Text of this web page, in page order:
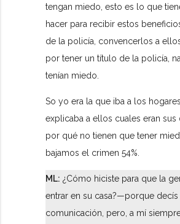
tengan miedo, esto es lo que
hacer para recibir estos
de la policía, convencerlos a
por tener un título de la policía,
tenían miedo.
So yo era la que iba a los
explicaba a ellos cuales eran sus
por qué no tienen que tener
bajamos el crimen 54%.
ML: ¿Cómo hiciste para que la
entrar en su casa?—porque decís
comunicación, pero, a mí